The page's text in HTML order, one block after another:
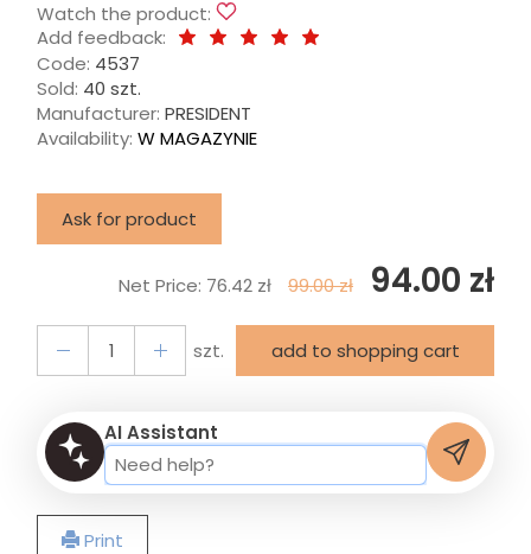
Watch the product:
Add feedback:
Code: 4537
Sold: 40 szt.
Manufacturer: PRESIDENT
Availability: W MAGAZYNIE
Ask for product
Net Price: 76.42 zł 99.00 zł 94.00 zł
szt. add to shopping cart
AI Assistant
Print